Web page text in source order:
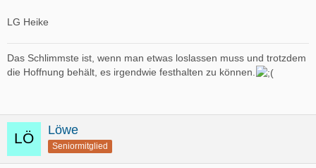
LG Heike
Das Schlimmste ist, wenn man etwas loslassen muss und trotzdem
die Hoffnung behält, es irgendwie festhalten zu können.
Löwe
Seniormitglied